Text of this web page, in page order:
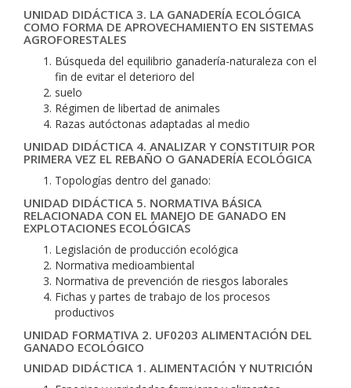
UNIDAD DIDÁCTICA 3. LA GANADERÍA ECOLÓGICA
COMO FORMA DE APROVECHAMIENTO EN SISTEMAS
AGROFORESTALES
Búsqueda del equilibrio ganadería-naturaleza con el
fin de evitar el deterioro del
suelo
Régimen de libertad de animales
Razas autóctonas adaptadas al medio
UNIDAD DIDÁCTICA 4. ANALIZAR Y CONSTITUIR POR
PRIMERA VEZ EL REBAÑO O GANADERÍA ECOLÓGICA
Topologías dentro del ganado:
UNIDAD DIDÁCTICA 5. NORMATIVA BÁSICA
RELACIONADA CON EL MANEJO DE GANADO EN
EXPLOTACIONES ECOLÓGICAS
Legislación de producción ecológica
Normativa medioambiental
Normativa de prevención de riesgos laborales
Fichas y partes de trabajo de los procesos
productivos
UNIDAD FORMATIVA 2. UF0203 ALIMENTACIÓN DEL
GANADO ECOLÓGICO
UNIDAD DIDÁCTICA 1. ALIMENTACIÓN Y NUTRICIÓN